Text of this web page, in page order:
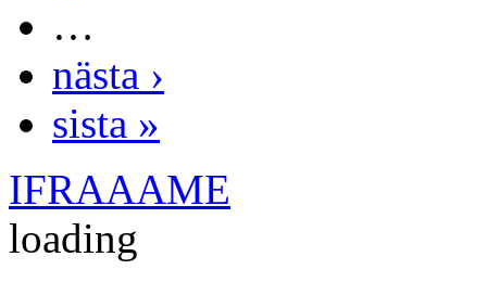
…
nästa ›
sista »
IFRAAAME
loading